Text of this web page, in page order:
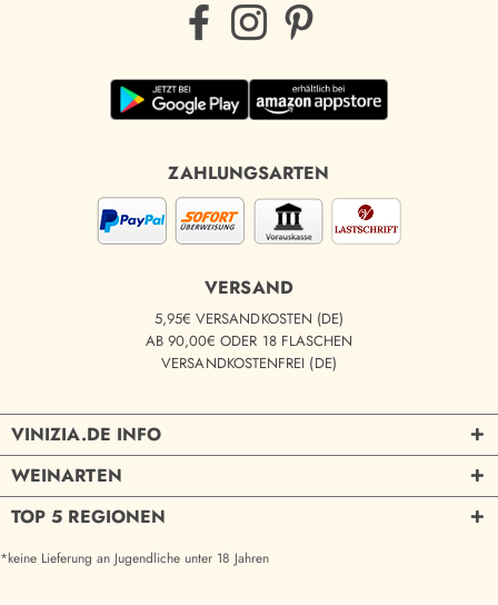
ZAHLUNGSARTEN
VERSAND
5,95€ VERSANDKOSTEN (DE)
AB 90,00€ ODER 18 FLASCHEN
VERSANDKOSTENFREI (DE)
VINIZIA.DE INFO
WEINARTEN
TOP 5 REGIONEN
*keine Lieferung an Jugendliche unter 18 Jahren